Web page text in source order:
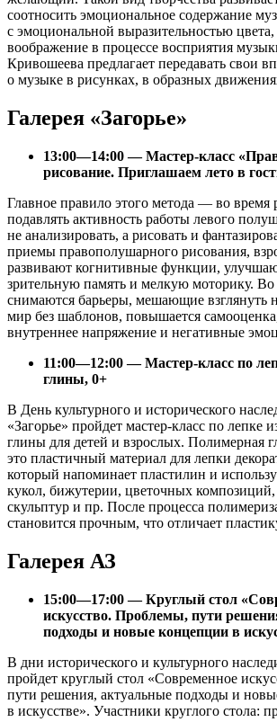
соотносить эмоциональное содержание
с эмоциональной выразительностью цвета,
воображение в процессе восприятия
Кривошеева предлагает передавать свои
о музыке в рисунках, в образных
Галерея «Загорье»
13:00—14:00 — Мастер-класс
рисование. Приглашаем лето в
Главное правило этого метода — во время
подавлять активность работы левого
не анализировать, а рисовать и
приемы правополушарного рисования,
развивают когнитивные функции,
зрительную память и мелкую моторику. Во
снимаются барьеры, мешающие взглянуть
мир без шаблонов, повышается
внутреннее напряжение и негативные
11:00—12:00 — Мастер-класс по
глины, 0+
В День культурного и исторического
«Загорье» пройдет мастер-класс по лепке
глины для детей и взрослых. Полимерная
это пластичный материал для лепки
который напоминает пластилин и
кукол, бижутерии, цветочных
скульптур и пр. После процесса
становится прочным, что отличает
Галерея АЗ
15:00—17:00 — Круглый стол
искусство. Проблемы, пути
подходы и новые концепции в
В дни исторического и культурного
пройдет круглый стол «Современное
пути решения, актуальные подходы и
в искусстве». Участники круглого стола: